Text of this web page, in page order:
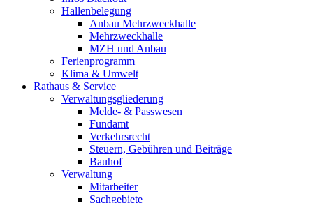
Hallenbelegung
Anbau Mehrzweckhalle
Mehrzweckhalle
MZH und Anbau
Ferienprogramm
Klima & Umwelt
Rathaus & Service
Verwaltungsgliederung
Melde- & Passwesen
Fundamt
Verkehrsrecht
Steuern, Gebühren und Beiträge
Bauhof
Verwaltung
Mitarbeiter
Sachgebiete